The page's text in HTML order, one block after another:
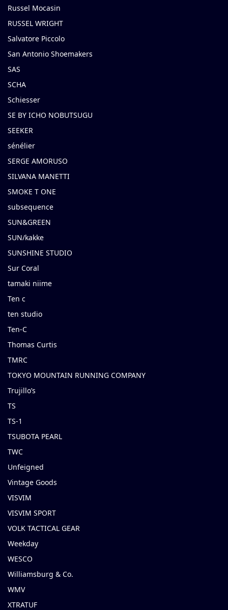
Russel Mocasin
RUSSEL WRIGHT
Salvatore Piccolo
San Antonio Shoemakers
SAS
SCHA
Schiesser
SE BY ICHO NOBUTSUGU
SEEKER
sénélier
SERGE AMORUSO
SILVANA MANETTI
SMOKE T ONE
subsequence
SUN&GREEN
SUN/kakke
SUNSHINE STUDIO
Sur Coral
tamaki niime
Ten c
ten studio
Ten-C
Thomas Curtis
TMRC
TOKYO MOUNTAIN RUNNING COMPANY
Trujillo’s
TS
TS-1
TSUBOTA PEARL
TWC
Unfeigned
Vintage Goods
VISVIM
VISVIM SPORT
VOLK TACTICAL GEAR
Weekday
WESCO
Williamsburg & Co.
WMV
XTRATUF